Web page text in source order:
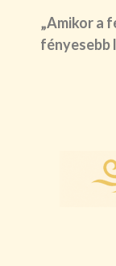
„Amikor a
fényesebb